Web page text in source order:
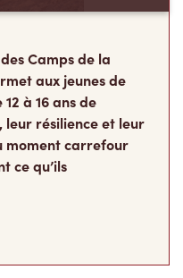
Camps de la
aux jeunes de
à 16 ans de
résilience et leur
moment carrefour
ce qu’ils